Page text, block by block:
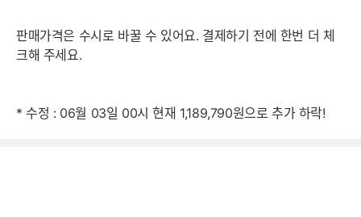
판매가격은 수시로 바꿀 수 있어요. 결제하기 전에 한번 더 체
크해 주세요.
* 수정 : 06월 03일 00시 현재 1,189,790원으로 추가 하락!